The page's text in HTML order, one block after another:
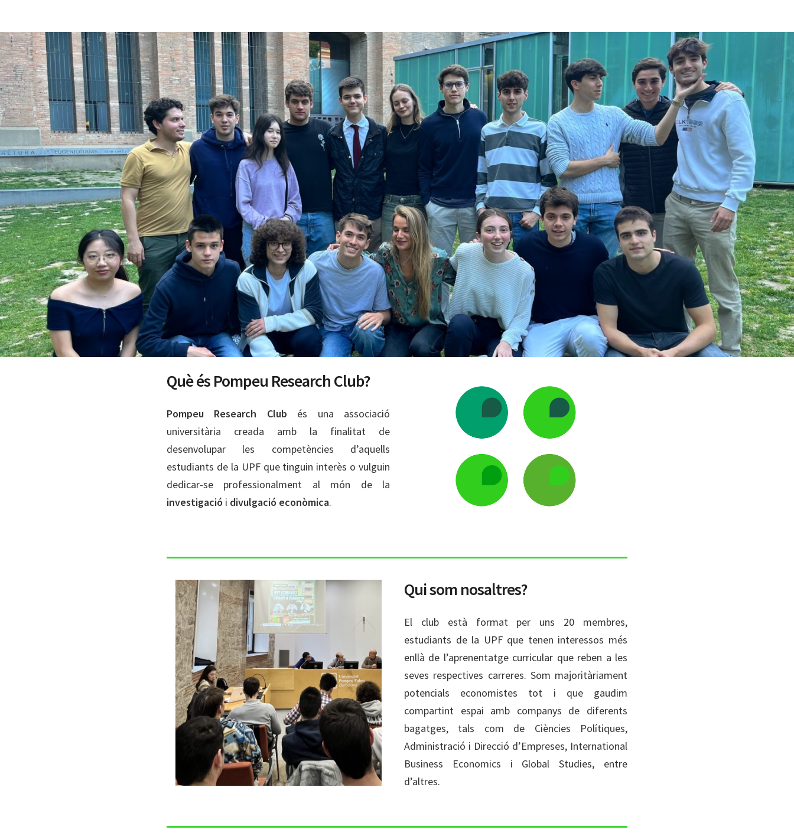
Què és Pompeu Research Club?
Pompeu Research Club és una associació
universitària creada amb la finalitat de
desenvolupar les competències d’aquells
estudiants de la UPF que tinguin interès o vulguin
dedicar-se professionalment al món de la
investigació i divulgació econòmica.
Qui som nosaltres?
El club està format per uns 20 membres,
estudiants de la UPF que tenen interessos més
enllà de l’aprenentatge curricular que reben a les
seves respectives carreres. Som majoritàriament
potencials economistes tot i que gaudim
compartint espai amb companys de diferents
bagatges, tals com de Ciències Polítiques,
Administració i Direcció d’Empreses, International
Business Economics i Global Studies, entre
d’altres.